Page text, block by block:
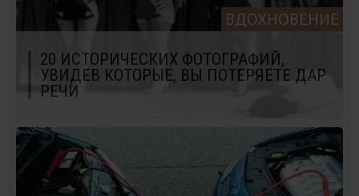
ВДОХНОВЕНИЕ
20 ИСТОРИЧЕСКИХ ФОТОГРАФИЙ,
УВИДЕВ КОТОРЫЕ, ВЫ ПОТЕРЯЕТЕ ДАР
РЕЧИ